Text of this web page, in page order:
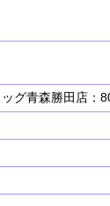
グ青森勝田店：